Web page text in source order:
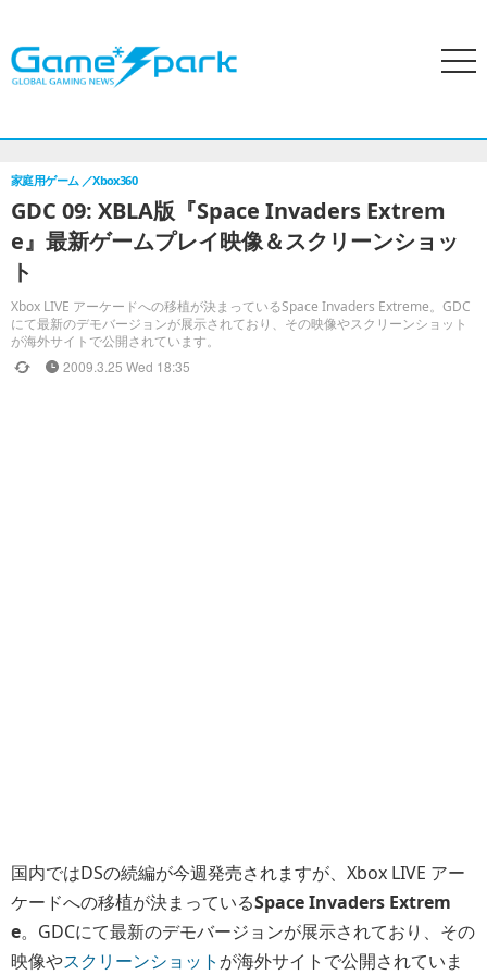
GDC 09: XBLA版『Space Invaders Extrem
e』最新ゲームプレイ映像＆スクリーンショッ
ト
Xbox LIVE アーケードへの移植が決まっているSpace Invaders Extreme。GDC
にて最新のデモバージョンが展示されており、その映像やスクリーンショット
が海外サイトで公開されています。
家庭用ゲーム Xbox360
2009.3.25 Wed 18:35
国内ではDSの続編が今週発売されますが、Xbox LIVE アー
ケードへの移植が決まっているSpace Invaders Extrem
e。GDCにて最新のデモバージョンが展示されており、その
映像やスクリーンショット が海外サイトで公開されていま